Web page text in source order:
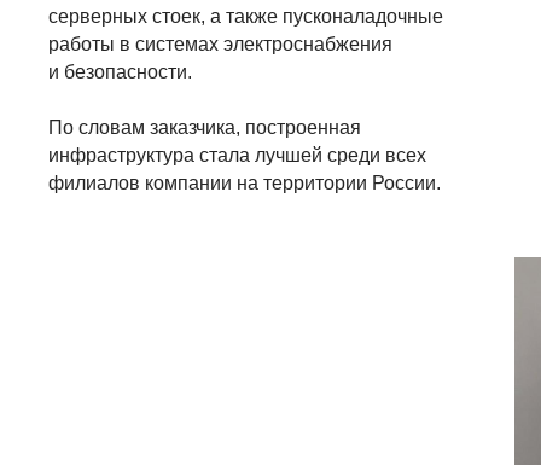
серверных стоек, а также пусконаладочные
работы в системах электроснабжения
и безопасности.
По словам заказчика, построенная
инфраструктура стала лучшей среди всех
филиалов компании на территории России.